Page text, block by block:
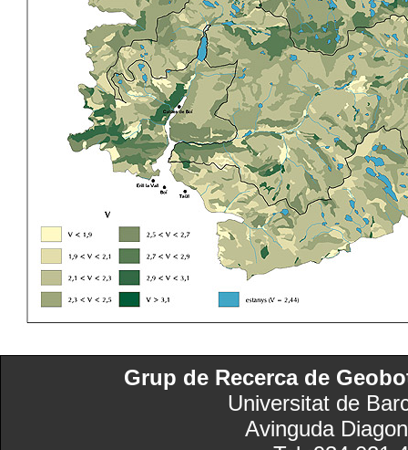
Grup de Recerca de
Universitat de
Avinguda